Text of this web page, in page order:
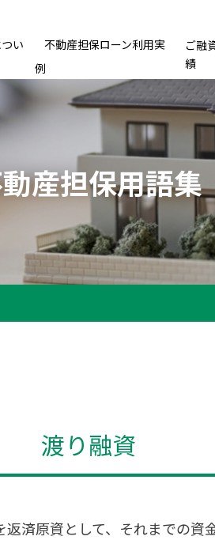
い
不動産担保ローン利用実
例
ご融
績
産担保用語集
渡り融資
済原資として、それまでの